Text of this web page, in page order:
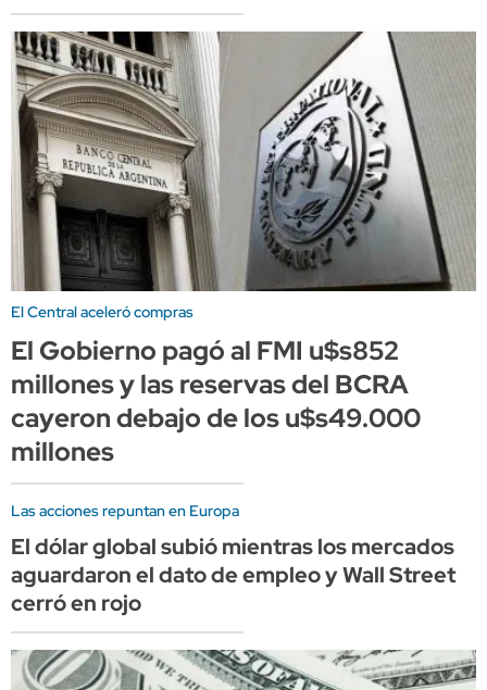
El Central aceleró compras
El Gobierno pagó al FMI u$s852
millones y las reservas del BCRA
cayeron debajo de los u$s49.000
millones
Las acciones repuntan en Europa
El dólar global subió mientras los mercados
aguardaron el dato de empleo y Wall Street
cerró en rojo